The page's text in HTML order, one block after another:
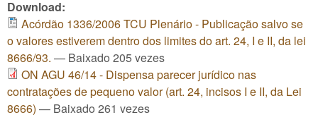
Download:
Acórdão 1336/2006 TCU Plenário - Publicação salvo se
o valores estiverem dentro dos limites do art. 24, I e II, da lei
8666/93. — Baixado 205 vezes
ON AGU 46/14 - Dispensa parecer jurídico nas
contratações de pequeno valor (art. 24, incisos I e II, da Lei
8666) — Baixado 261 vezes